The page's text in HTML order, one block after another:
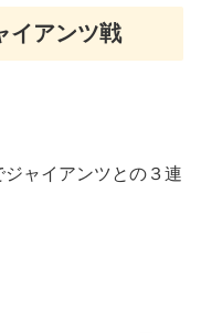
イアンツ戦
ャイアンツとの３連